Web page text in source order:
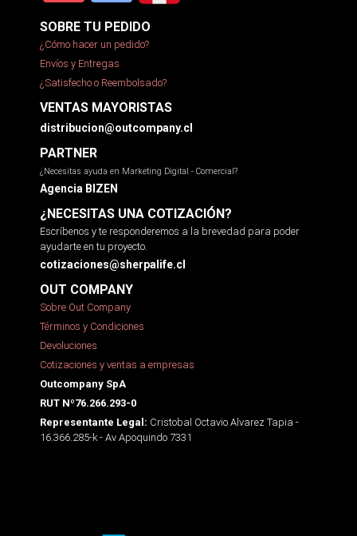
SOBRE TU PEDIDO
¿Cómo hacer un pedido?
Envíos y Entregas
¿Satisfecho o Reembolsado?
VENTAS MAYORISTAS
distribucion@outcompany.cl
PARTNER
¿Necesitas ayuda en Marketing Digital - Comercial?
Agencia BIZEN
¿NECESITAS UNA COTIZACIÓN?
Escríbenos y te responderemos a la brevedad para poder
ayudarte en tu proyecto.
cotizaciones@sherpalife.cl
OUT COMPANY
Sobre Out Company
Términos y Condiciones
Devoluciones
Cotizaciones y ventas a empresas
Outcompany SpA
RUT Nº76.266.293-0
Representante Legal: Cristobal Octavio Alvarez Tapia -
16.366.285-k - Av Apoquindo 7331